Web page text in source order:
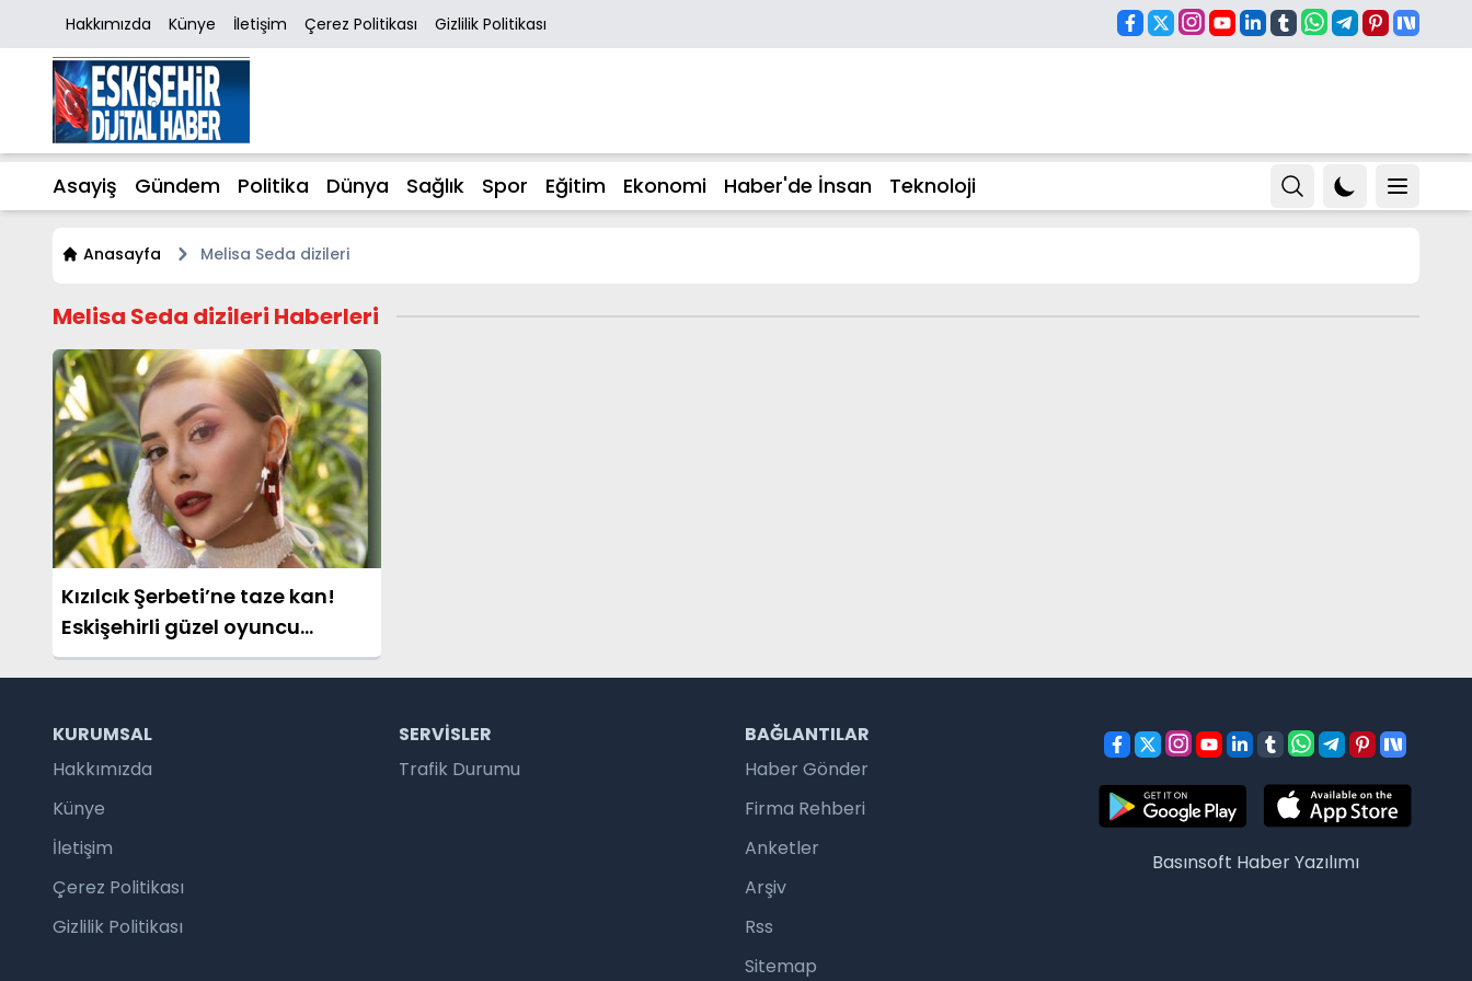
Hakkımızda Künye İletişim Çerez Politikası Gizlilik Politikası
Asayiş Gündem Politika Dünya Sağlık Spor Eğitim Ekonomi Haber'de İnsan Teknoloji
Anasayfa Melisa Seda dizileri
Melisa Seda dizileri Haberleri
Kızılcık Şerbeti’ne taze kan!
Eskişehirli güzel oyuncu
kadroya dahil oldu!
KURUMSAL
Hakkımızda
Künye
İletişim
Çerez Politikası
Gizlilik Politikası
SERVISLER
Trafik Durumu
BAĞLANTILAR
Haber Gönder
Firma Rehberi
Anketler
Arşiv
Rss
Sitemap
Basınsoft Haber Yazılımı